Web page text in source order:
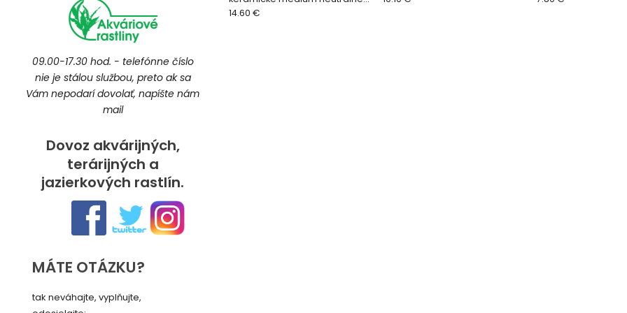
09.00-17.30 hod. - telefónne číslo
nie je stálou službou, preto ak sa
Vám nepodarí dovolať, napíšte nám
mail
Dovoz akvárijných,
terárijných a
jazierkových rastlín.
MÁTE OTÁZKU?
tak neváhajte, vyplňujte,
pH
14.60 €